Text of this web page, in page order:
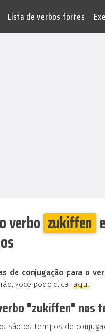
Lista de verbos fortes
verbo zukiffen
de conjugação para o
você pode clicar aqui.
"zukiffen" nos
são os tempos de